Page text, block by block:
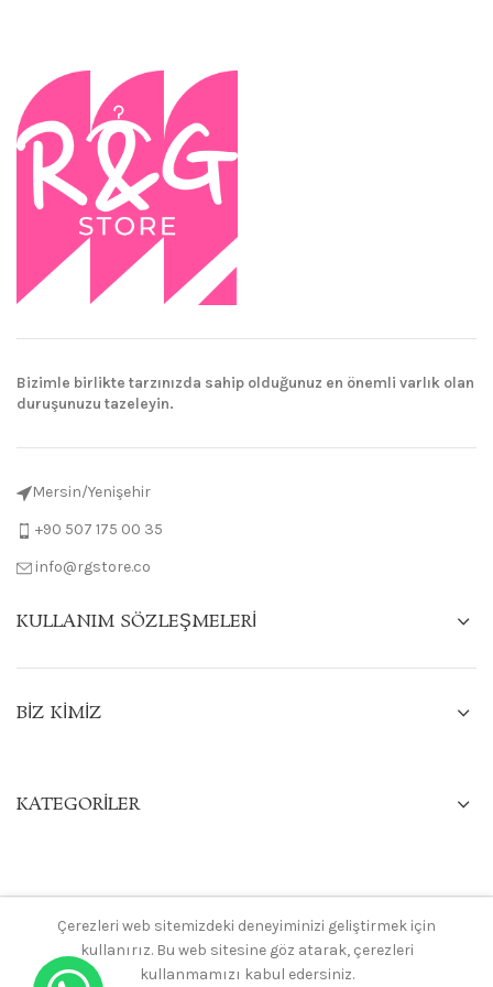
Bizimle birlikte tarzınızda sahip olduğunuz en önemli varlık olan
duruşunuzu tazeleyin.
Mersin/Yenişehir
+90 507 175 00 35
info@rgstore.co
KULLANIM SÖZLEŞMELERI
BIZ KIMIZ
KATEGORILER
RGSTORE TÜM HAKLARI SAKLIDIR. YCWEBTASARİM
Çerezleri web sitemizdeki deneyiminizi geliştirmek için
kullanırız. Bu web sitesine göz atarak, çerezleri
kullanmamızı kabul edersiniz.